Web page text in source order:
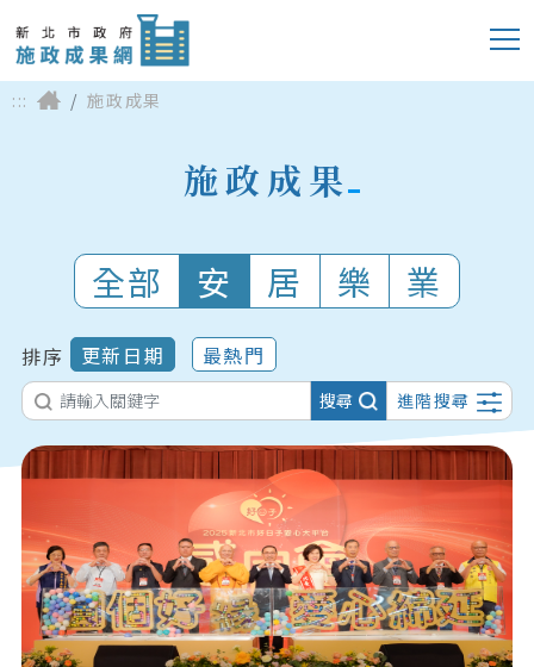
::: 施政成果
施政成果
全部 安 居 樂 業
排序 更新日期 最熱門
搜尋 進階搜尋